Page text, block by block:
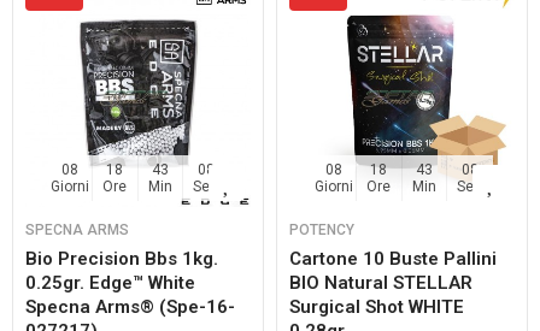
08
Giorni
18
Ore
43
Min
07
Sec
SPECNA ARMS
Bio Precision Bbs 1kg.
0.25gr. Edge™ White
Specna Arms® (spe-16-
08
Giorni
18
Ore
43
Min
07
Sec
POTENCY
Cartone 10 Buste Pallini
BIO Natural STELLAR
Surgical Shot WHITE